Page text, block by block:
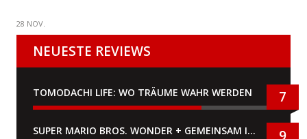
28 NOV.
NEUESTE REVIEWS
TOMODACHI LIFE: WO TRÄUME WAHR WERDEN 7
SUPER MARIO BROS. WONDER + GEMEINSAM IM BELLABEL-PARK 9